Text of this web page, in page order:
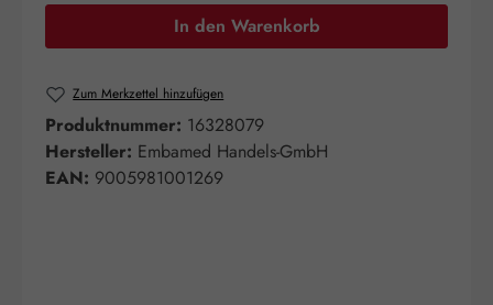
In den Warenkorb
Zum Merkzettel hinzufügen
Produktnummer: 16328079
Hersteller: Embamed Handels-GmbH
EAN: 9005981001269